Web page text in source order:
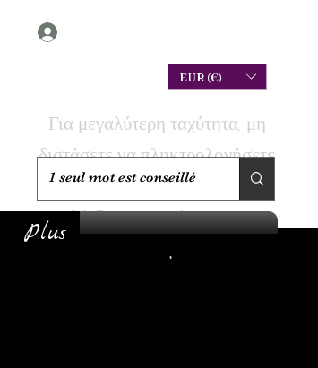
EUR (€)
Plus
Για μεγαλύτερη ταχύτητα, μη
διστάσετε να πληκτρολογήσετε
την αναζήτησή σας για να
ελέγξετε αν το έχουμε σε